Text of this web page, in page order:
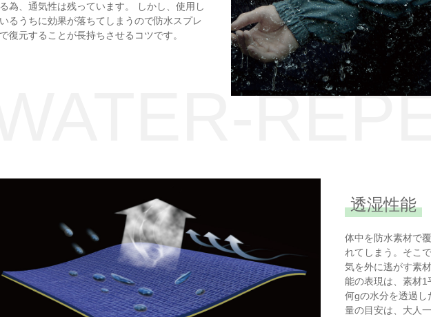
為、通気性は残っています。 しかし、使用し
るうちに効果が落ちてしまうので防水スプレ
復元することが長持ちさせるコツです。
WATER-
透湿性能
体中を防水素材で
れてしまう。そこ
気を外に逃がす素
能の表現は、素材1
何gの水分を透過
量の目安は、大人